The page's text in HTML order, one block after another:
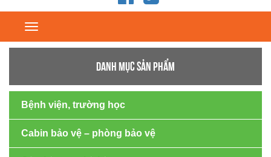
Toggle
DANH MỤC SẢN PHẨM
Bệnh viện, trường học
Cabin bảo vệ – phòng bảo vệ